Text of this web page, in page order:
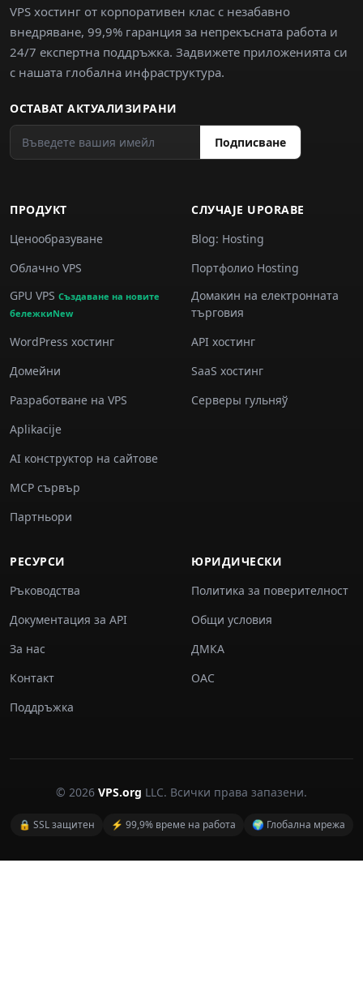
VPS хостинг от корпоративен клас с незабавно
внедряване, 99,9% гаранция за непрекъсната работа и
24/7 експертна поддръжка. Задвижете приложенията си
с нашата глобална инфраструктура.
ОСТАВАТ АКТУАЛИЗИРАНИ
Подписване
ПРОДУКТ
Ценообразуване
Облачно VPS
GPU VPS Създаване на новите
бележкиNew
WordPress хостинг
Домейни
Разработване на VPS
Aplikacije
AI конструктор на сайтове
MCP сървър
Партньори
СЛУЧАJE UPORABE
Blog: Hosting
Портфолио Hosting
Домакин на електронната
търговия
API хостинг
SaaS хостинг
Серверы гульняў
РЕСУРСИ
Ръководства
Документация за API
За нас
Контакт
Поддръжка
ЮРИДИЧЕСКИ
Политика за поверителност
Общи условия
ДМКА
ОАС
© 2026 VPS.org LLC. Всички права запазени.
🔒 SSL защитен ⚡ 99,9% време на работа 🌍 Глобална мрежа